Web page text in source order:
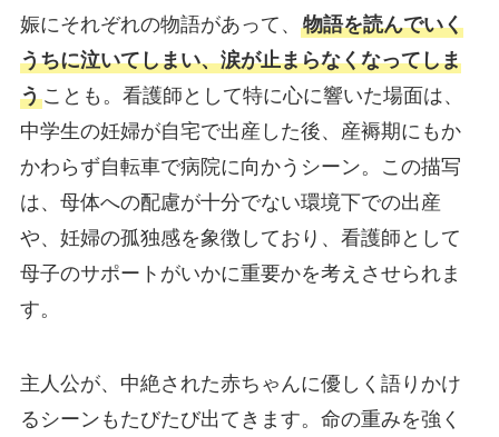
娠にそれぞれの物語があって、 物語を読んでいく
うちに泣いてしまい、涙が止まらなくなってしま
うことも。看護師として特に心に響いた場面は、
中学生の妊婦が自宅で出産した後、産褥期にもか
かわらず自転車で病院に向かうシーン。この描写
は、母体への配慮が十分でない環境下での出産
や、妊婦の孤独感を象徴しており、看護師として
母子のサポートがいかに重要かを考えさせられま
す。
主人公が、中絶された赤ちゃんに優しく語りかけ
るシーンもたびたび出てきます。命の重みを強く